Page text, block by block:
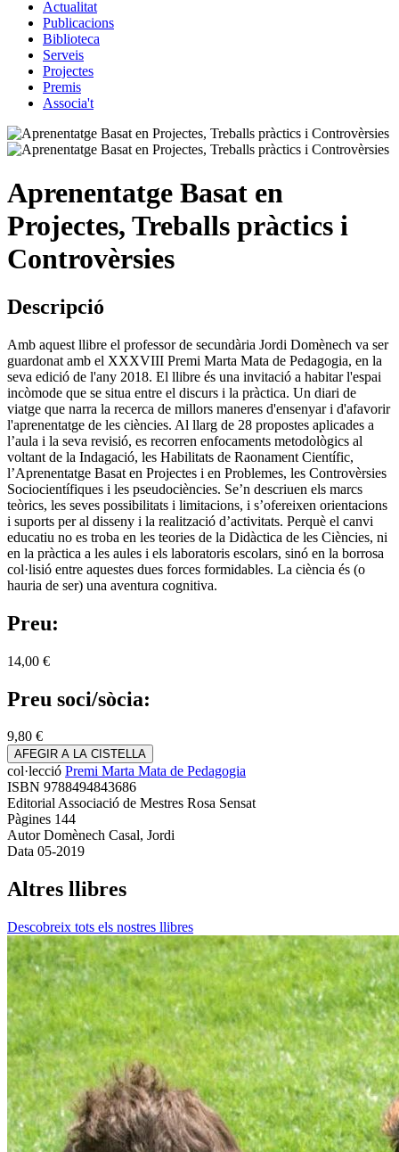
Actualitat
Publicacions
Biblioteca
Serveis
Projectes
Premis
Associa't
Aprenentatge Basat en
Projectes, Treballs pràctics i
Controvèrsies
Descripció
Amb aquest llibre el professor de secundària Jordi Domènech va ser
guardonat amb el XXXVIII Premi Marta Mata de Pedagogia, en la
seva edició de l'any 2018. El llibre és una invitació a habitar l'espai
incòmode que se situa entre el discurs i la pràctica. Un diari de
viatge que narra la recerca de millors maneres d'ensenyar i d'afavorir
l'aprenentatge de les ciències. Al llarg de 28 propostes aplicades a
l’aula i la seva revisió, es recorren enfocaments metodològics al
voltant de la Indagació, les Habilitats de Raonament Científic,
l’Aprenentatge Basat en Projectes i en Problemes, les Controvèrsies
Sociocientífiques i les pseudociències. Se’n descriuen els marcs
teòrics, les seves possibilitats i limitacions, i s’ofereixen orientacions
i suports per al disseny i la realització d’activitats. Perquè el canvi
educatiu no es troba en les teories de la Didàctica de les Ciències, ni
en la pràctica a les aules i els laboratoris escolars, sinó en la borrosa
col·lisió entre aquestes dues forces formidables. La ciència és (o
hauria de ser) una aventura cognitiva.
Preu:
14,00 €
Preu soci/sòcia:
9,80 €
AFEGIR A LA CISTELLA
col·lecció Premi Marta Mata de Pedagogia
ISBN 9788494843686
EditorialAssociació de Mestres Rosa Sensat
Pàgines 144
Autor Domènech Casal, Jordi
Data 05-2019
Altres llibres
Descobreix tots els nostres llibres